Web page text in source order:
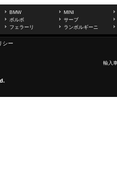
BMW
MINI
ボルボ
サーブ
フェラーリ ランボルギーニ
シー
輸入